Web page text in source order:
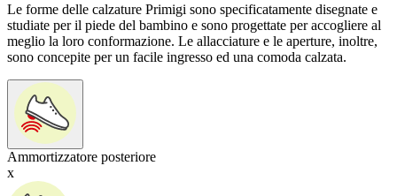
Le forme delle calzature Primigi sono specificatamente disegnate e
studiate per il piede del bambino e sono progettate per accogliere al
meglio la loro conformazione. Le allacciature e le aperture, inoltre,
sono concepite per un facile ingresso ed una comoda calzata.
Ammortizzatore posteriore
x